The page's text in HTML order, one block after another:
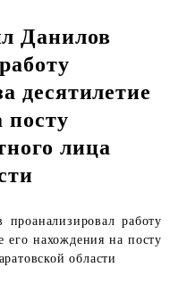
Данилов
десятилетие
посту
лица